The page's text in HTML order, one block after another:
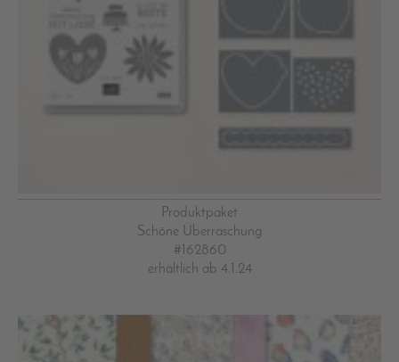
Produktpaket
Schöne Überraschung
#162860
erhältlich ab 4.1.24